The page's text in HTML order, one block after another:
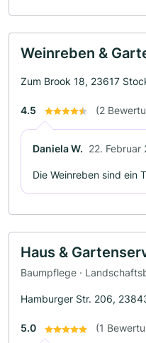
Weinreben &
Zum Brook 18, 23617
4.5 (2
Daniela W. 22. Februar
Die Weinreben sind ein
Haus &
Baumpflege ·
Hamburger Str. 206,
5.0 (1